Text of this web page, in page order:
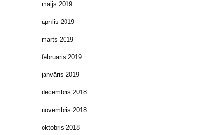
maijs 2019
aprīlis 2019
marts 2019
februāris 2019
janvāris 2019
decembris 2018
novembris 2018
oktobris 2018